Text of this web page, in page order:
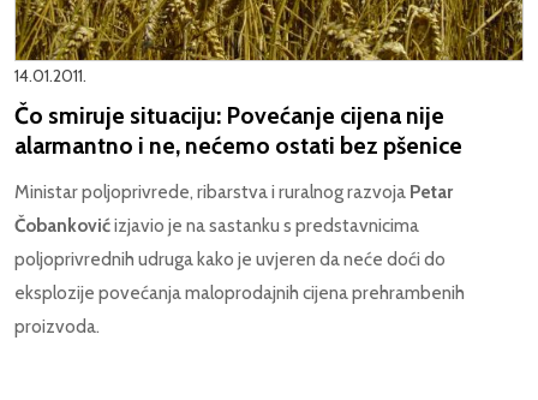
14.01.2011.
Čo smiruje situaciju: Povećanje cijena nije
alarmantno i ne, nećemo ostati bez pšenice
Ministar poljoprivrede, ribarstva i ruralnog razvoja Petar
Čobankovićizjavio je na sastanku s predstavnicima
poljoprivrednih udruga kako je uvjeren da neće doći do
eksplozije povećanja maloprodajnih cijena prehrambenih
proizvoda.